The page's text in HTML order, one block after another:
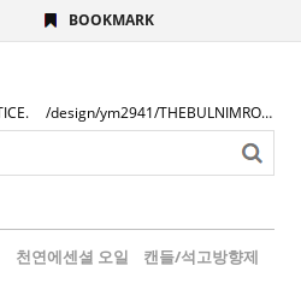
BOOKMARK
/design/ym2941/THEBULNIMROGO.png
천연에센셜 오일 캔들/석고방향제